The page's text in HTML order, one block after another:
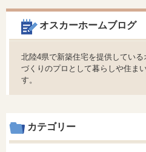
オスカーホームブログ
北陸4県で新築住宅を提供してい
づくりのプロとして暮らしや住ま
す。
カテゴリー